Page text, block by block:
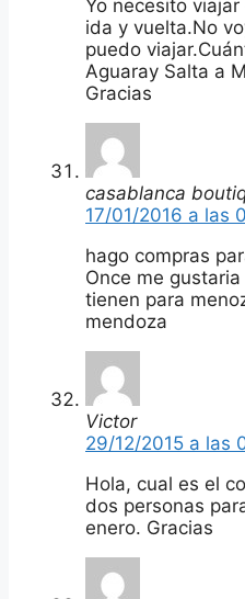
Yo necesito
ida y vuelta.No
puedo
Aguaray Salta a
Gracias
casablanca
17/01/2016 a las
hago compras
Once me
tienen para
mendoza
Victor
29/12/2015 a las
Hola, cual es el
dos personas
enero. Gracias